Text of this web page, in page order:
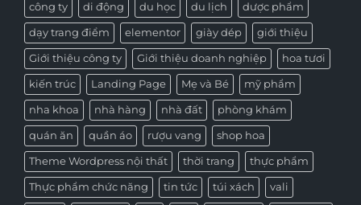
công ty di động du học du lịch dược phẩm
dạy trang điểm elementor giày dép giới thiệu
Giới thiệu công ty Giới thiệu doanh nghiệp hoa tươi
kiến trúc Landing Page Mẹ và Bé mỹ phẩm
nha khoa nhà hàng nhà đất phòng khám
quán ăn quần áo rượu vang shop hoa
Theme Wordpress nội thất thời trang thực phẩm
Thực phẩm chức năng tin tức túi xách vali